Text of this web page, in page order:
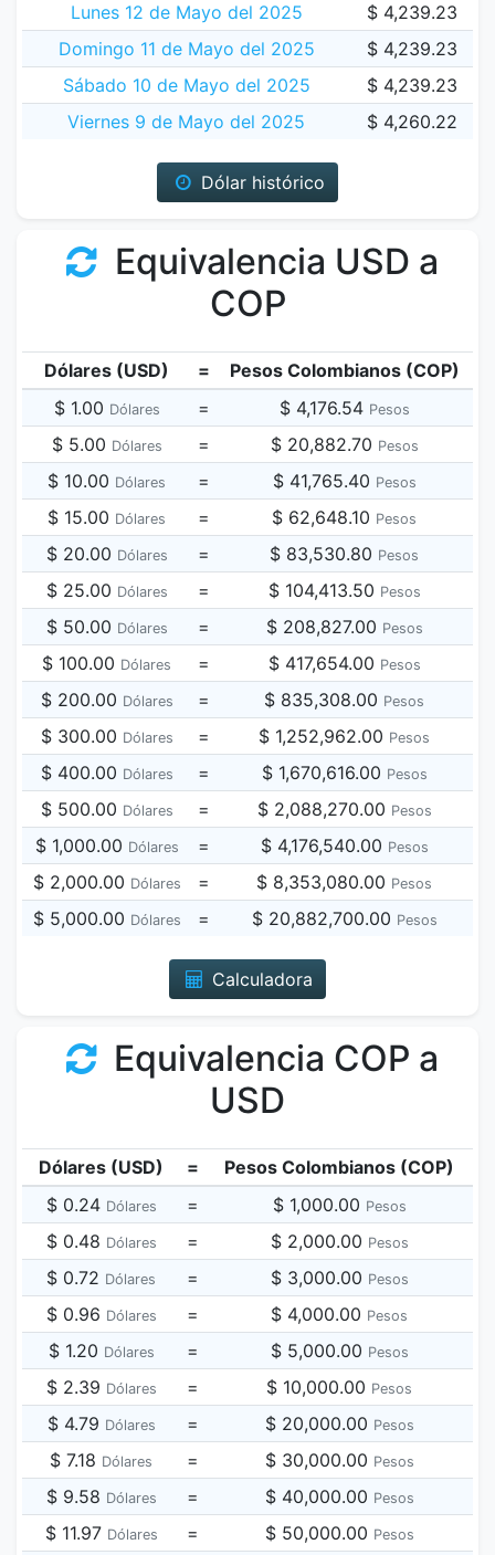
Lunes 12 de Mayo del 2025
$ 4,239.23
Domingo 11 de Mayo del 2025
$ 4,239.23
Sábado 10 de Mayo del 2025
$ 4,239.23
Viernes 9 de Mayo del 2025
$ 4,260.22
Dólar histórico
Equivalencia USD a
COP
Dólares (USD) =
Pesos Colombianos (COP)
$ 1.00 Dólares = $ 4,176.54 Pesos
$ 5.00 Dólares = $ 20,882.70 Pesos
$ 10.00 Dólares = $ 41,765.40 Pesos
$ 15.00 Dólares = $ 62,648.10 Pesos
$ 20.00 Dólares = $ 83,530.80 Pesos
$ 25.00 Dólares = $ 104,413.50 Pesos
$ 50.00 Dólares = $ 208,827.00 Pesos
$ 100.00 Dólares = $ 417,654.00 Pesos
$ 200.00 Dólares = $ 835,308.00 Pesos
$ 300.00 Dólares = $ 1,252,962.00 Pesos
$ 400.00 Dólares = $ 1,670,616.00 Pesos
$ 500.00 Dólares = $ 2,088,270.00 Pesos
$ 1,000.00 Dólares = $ 4,176,540.00 Pesos
$ 2,000.00 Dólares = $ 8,353,080.00 Pesos
$ 5,000.00 Dólares = $ 20,882,700.00 Pesos
Calculadora
Equivalencia COP a
USD
Dólares (USD) =
Pesos Colombianos (COP)
$ 0.24 Dólares = $ 1,000.00 Pesos
$ 0.48 Dólares = $ 2,000.00 Pesos
$ 0.72 Dólares = $ 3,000.00 Pesos
$ 0.96 Dólares = $ 4,000.00 Pesos
$ 1.20 Dólares = $ 5,000.00 Pesos
$ 2.39 Dólares = $ 10,000.00 Pesos
$ 4.79 Dólares = $ 20,000.00 Pesos
$ 7.18 Dólares = $ 30,000.00 Pesos
$ 9.58 Dólares = $ 40,000.00 Pesos
$ 11.97 Dólares = $ 50,000.00 Pesos